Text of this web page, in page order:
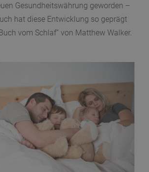
Gesundheitswährung geworden –
hat diese Entwicklung so geprägt
vom Schlaf“ von Matthew Walker.